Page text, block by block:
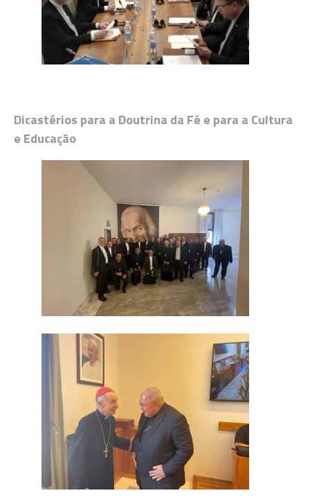
Dicastérios para a Doutrina da Fé e para a Cultura
e Educação